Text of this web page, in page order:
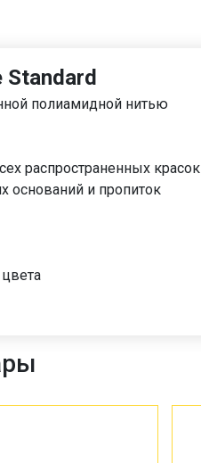
полиамидной нитью
распространенных красок
оснований и пропиток